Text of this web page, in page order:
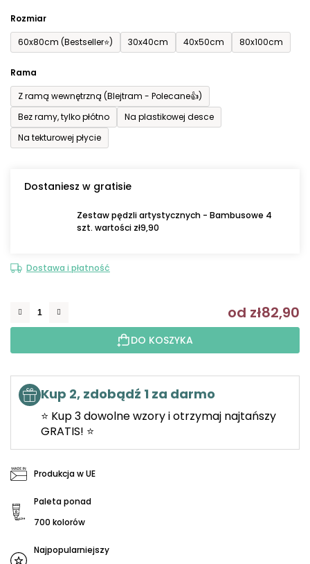
Rozmiar
60x80cm (Bestseller⭐)
30x40cm 40x50cm 80x100cm
Rama
Z ramą wewnętrzną (Blejtram - Polecane👍)
Bez ramy, tylko płótno
Na plastikowej desce
Na tekturowej płycie
Dostaniesz w gratisie
Zestaw pędzli artystycznych - Bambusowe 4
szt. wartości zł9,90
Dostawa i płatność
od zł82,90
DO KOSZYKA
Kup 2, zdobądź 1 za darmo
⭐ Kup 3 dowolne wzory i otrzymaj najtańszy
GRATIS! ⭐
Produkcja w UE
Paleta ponad
700 kolorów
Najpopularniejszy